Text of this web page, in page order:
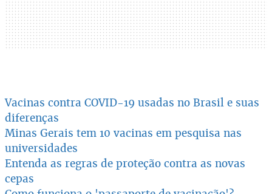
Vacinas contra COVID-19 usadas no Brasil e suas
diferenças
Minas Gerais tem 10 vacinas em pesquisa nas
universidades
Entenda as regras de proteção contra as novas
cepas